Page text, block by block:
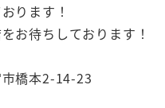
ります！
お待ちしております！
市橋本2-14-23